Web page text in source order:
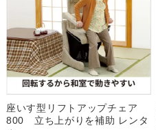
座いす型リフトアップチェア
800 立ち上がりを補助 レンタ